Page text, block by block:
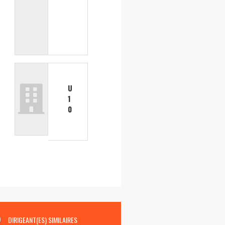
U
1
0
DIRIGEANT(ES) SIMILAIRES